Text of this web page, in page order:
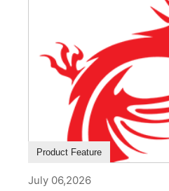
Product Feature
July 06,2026